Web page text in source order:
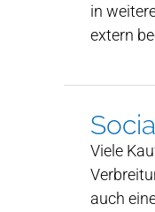
in
extern
Viele
auch